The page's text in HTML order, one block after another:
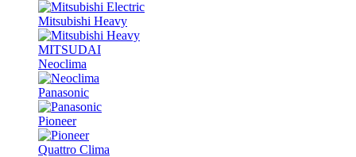
Mitsubishi Heavy
MITSUDAI
Neoclima
Panasonic
Pioneer
Quattro Clima